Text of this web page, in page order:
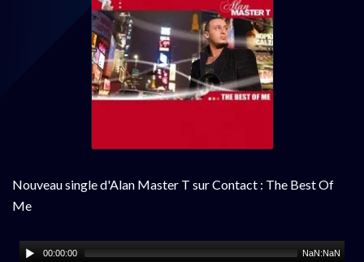
Nouveau single d'Alan Master T sur Contact : The Best Of
Me
00:00:00 NaN:NaN